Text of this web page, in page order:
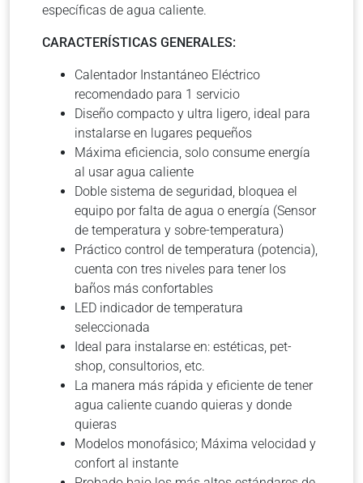
específicas de agua caliente.
CARACTERÍSTICAS GENERALES:
Calentador Instantáneo Eléctrico
recomendado para 1 servicio
Diseño compacto y ultra ligero, ideal para
instalarse en lugares pequeños
Máxima eficiencia, solo consume energía
al usar agua caliente
Doble sistema de seguridad, bloquea el
equipo por falta de agua o energía (Sensor
de temperatura y sobre-temperatura)
Práctico control de temperatura (potencia),
cuenta con tres niveles para tener los
baños más confortables
LED indicador de temperatura
seleccionada
Ideal para instalarse en: estéticas, pet-
shop, consultorios, etc.
La manera más rápida y eficiente de tener
agua caliente cuando quieras y donde
quieras
Modelos monofásico; Máxima velocidad y
confort al instante